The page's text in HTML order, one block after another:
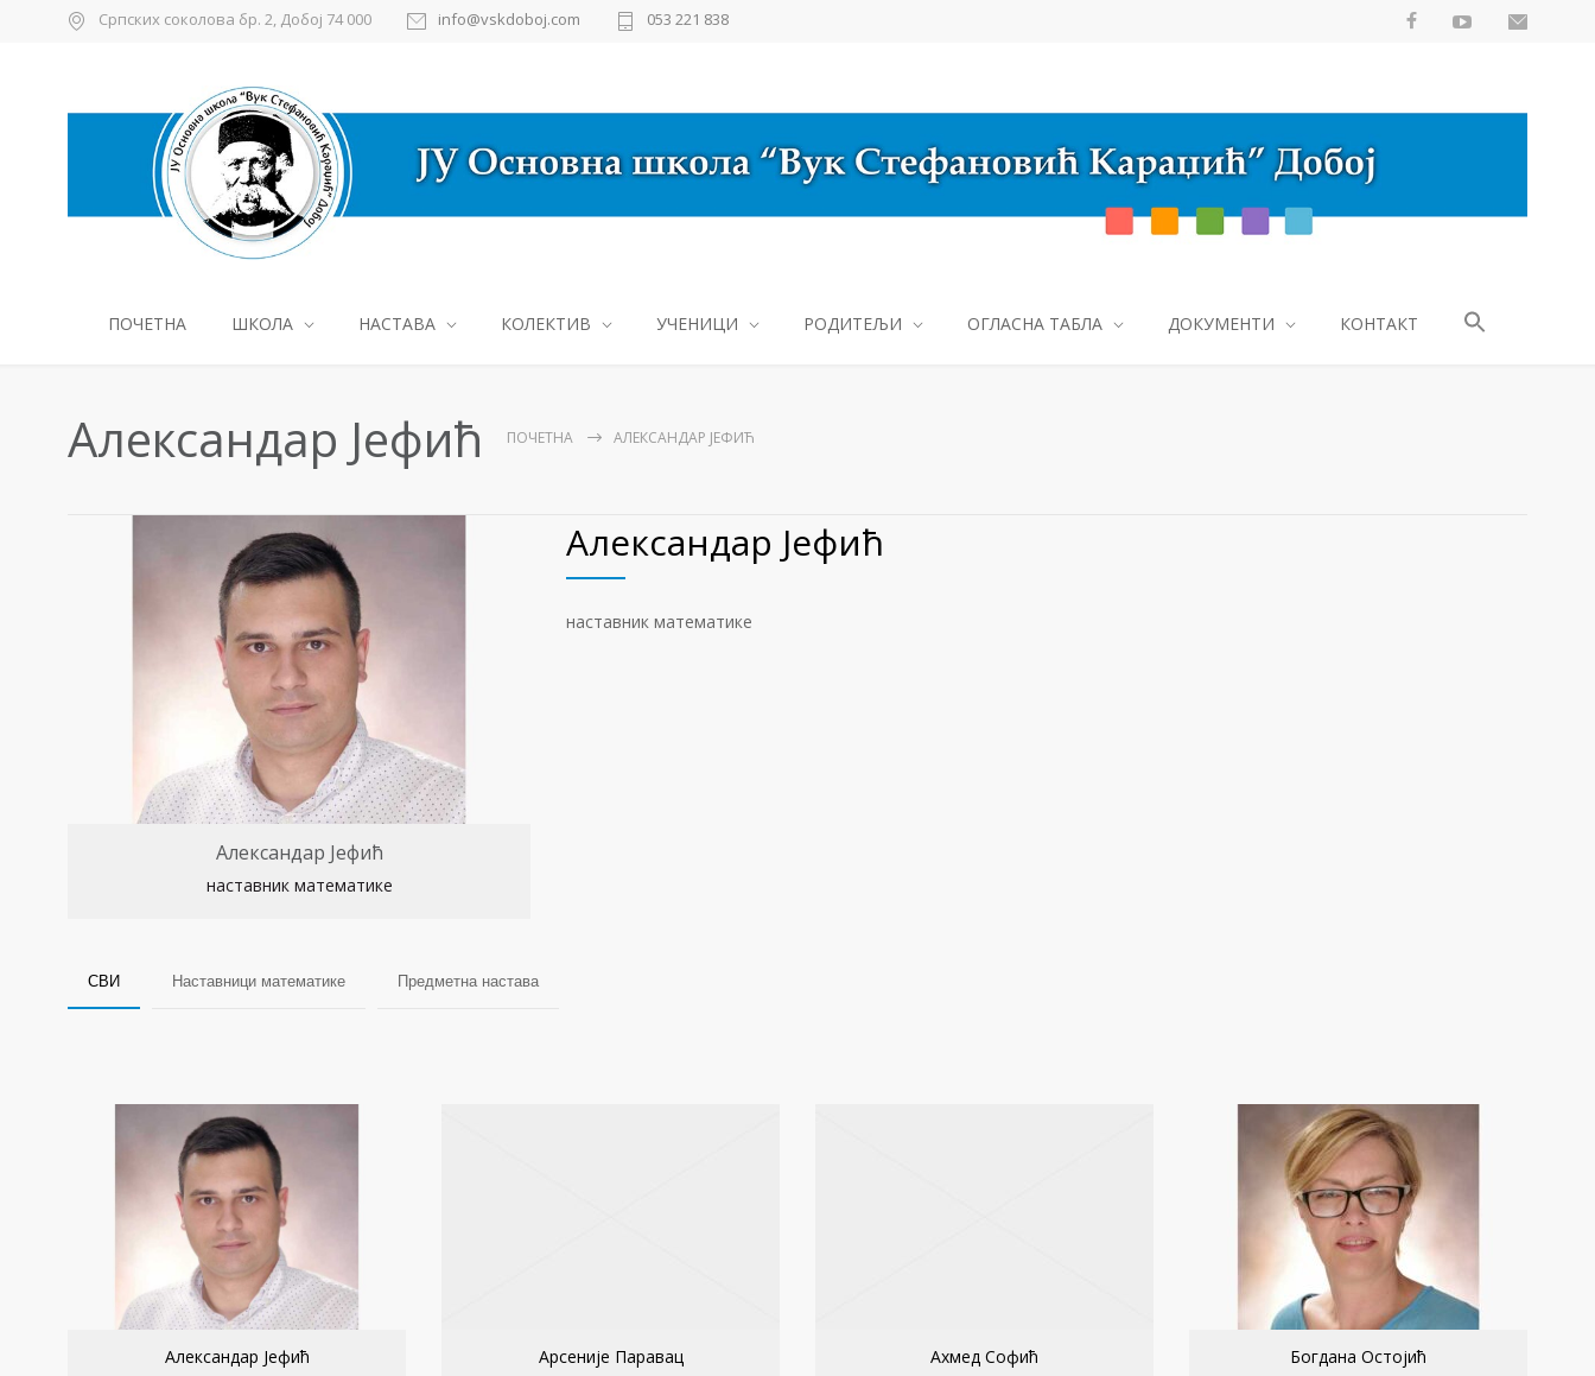
Српских соколова бр. 2, Добој 74 000 info@vskdoboj.com 053 221 838
ПОЧЕТНА ШКОЛА НАСТАВА КОЛЕКТИВ УЧЕНИЦИ РОДИТЕЉИ ОГЛАСНА ТАБЛА ДОКУМЕНТИ КОНТАКТ
Александар Јефић ПОЧЕТНА АЛЕКСАНДАР ЈЕФИЋ
Александар Јефић
наставник математике
Александар Јефић
наставник математике
СВИ Наставници математике Предметна настава
Александар Јефић
Арсеније Паравац
Ахмед Софић
Богдана Остојић